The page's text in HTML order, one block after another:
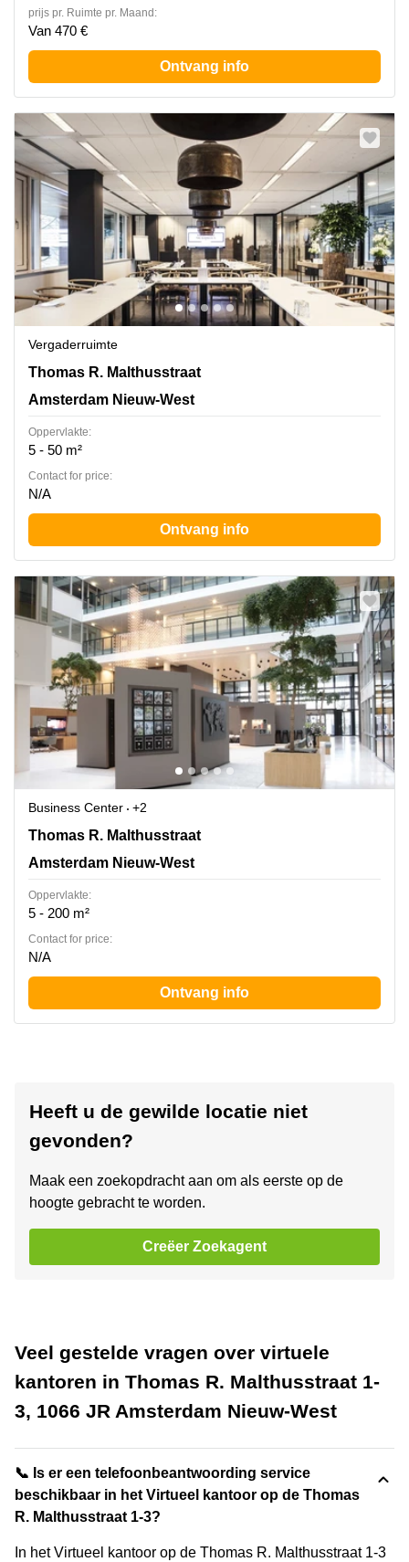
prijs pr. Ruimte pr. Maand:
Van 470 €
Ontvang info
Vergaderruimte
Thomas R. Malthusstraat 1-3, Amsterdam Nieuw-West
Thomas R. Malthusstraat
Amsterdam Nieuw-West
Oppervlakte:
5 - 50 m²
Contact for price:
N/A
Ontvang info
Business Center
+2
Thomas R. Malthusstraat 1-3, Amsterdam Nieuw-West
Thomas R. Malthusstraat
Amsterdam Nieuw-West
Oppervlakte:
5 - 200 m²
Contact for price:
N/A
Ontvang info
Heeft u de gewilde locatie niet
gevonden?
Maak een zoekopdracht aan om als eerste op de
hoogte gebracht te worden.
Creëer Zoekagent
Veel gestelde vragen over virtuele
kantoren in Thomas R. Malthusstraat 1-
3, 1066 JR Amsterdam Nieuw-West
📞 Is er een telefoonbeantwoording service
beschikbaar in het Virtueel kantoor op de Thomas
R. Malthusstraat 1-3?
In het Virtueel kantoor op de Thomas R. Malthusstraat 1-3